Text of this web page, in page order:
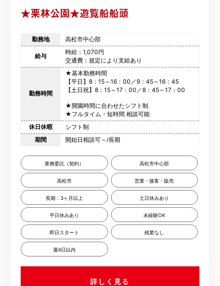
★栗林公園★遊覧船船頭
勤務地 高松市中心部
給与
時給：1,070円
交通費：規定により支給あり
勤務時間
★基本勤務時間
【平日】8：15～16：00／9：45～16：45
【土日祝】8：15～17：00／8：45～17：00
★開園時間に合わせたシフト制
★フルタイム・短時間 相談可能
休日休暇
シフト制
期間
開始日相談可～/長期
業務委託（契約） 高松市中心部
高松市 営業・接客・販売
長期：3ヶ月以上 土日休みあり
平日休みあり 未経験OK
即日スタート 残業なし
週4日以内
詳しく見る